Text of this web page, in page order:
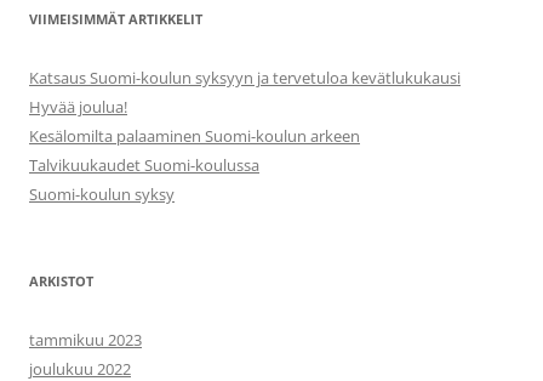
VIIMEISIMMÄT ARTIKKELIT
Katsaus Suomi-koulun syksyyn ja tervetuloa kevätlukukausi
Hyvää joulua!
Kesälomilta palaaminen Suomi-koulun arkeen
Talvikuukaudet Suomi-koulussa
Suomi-koulun syksy
ARKISTOT
tammikuu 2023
joulukuu 2022